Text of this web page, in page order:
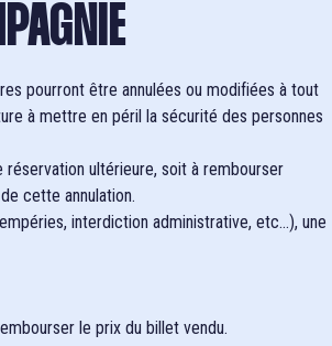
pourront être annulées ou modifiées à tout
à mettre en péril la sécurité des personnes
ultérieure, soit à rembourser
cette annulation.
interdiction administrative, etc...), une
le prix du billet vendu.